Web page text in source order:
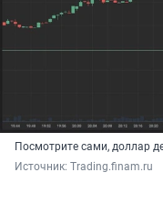
Посмотрите сами, доллар
Источник: Trading.finam.ru